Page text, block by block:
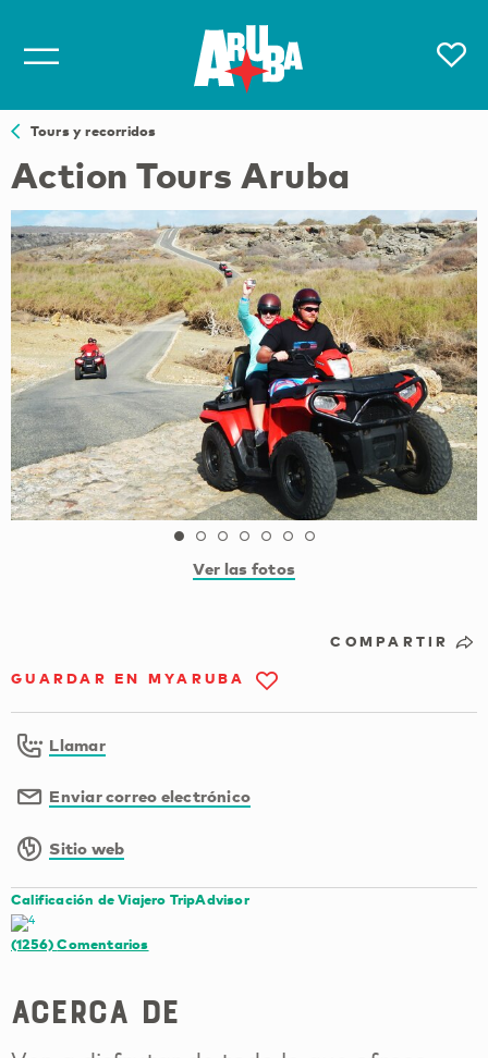
Tours y recorridos
Action Tours Aruba
Ver las fotos
COMPARTIR
GUARDAR EN MYARUBA
Llamar
Enviar correo electrónico
Sitio web
Calificación de Viajero TripAdvisor
(1256)Comentarios
Acerca de